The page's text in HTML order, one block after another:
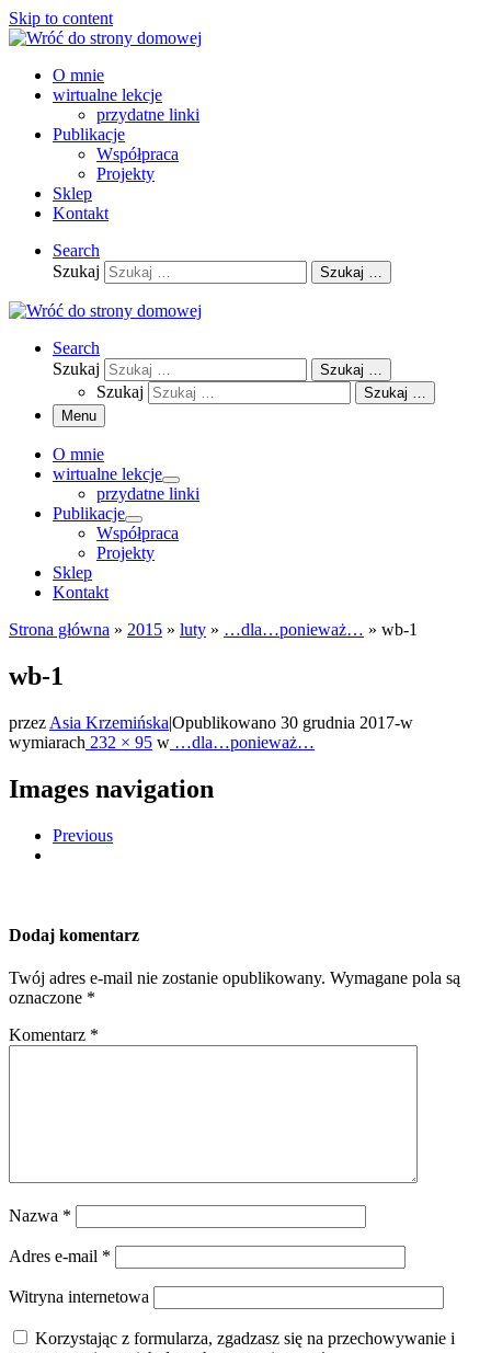
Skip to content
O mnie
wirtualne lekcje
przydatne linki
Publikacje
Współpraca
Projekty
Sklep
Kontakt
Search
Szukaj
Szukaj …
Search
Szukaj
Szukaj …
Szukaj
Szukaj …
Menu
O mnie
wirtualne lekcje
przydatne linki
Publikacje
Współpraca
Projekty
Sklep
Kontakt
Strona główna » 2015 » luty » …dla…ponieważ… » wb-1
wb-1
przez Asia Krzemińska|Opublikowano 30 grudnia 2017-w
wymiarach 232 × 95 w …dla…ponieważ…
Images navigation
Previous
Dodaj komentarz
Twój adres e-mail nie zostanie opublikowany. Wymagane pola są
oznaczone *
Komentarz *
Nazwa *
Adres e-mail *
Witryna internetowa
Korzystając z formularza, zgadzasz się na przechowywanie i